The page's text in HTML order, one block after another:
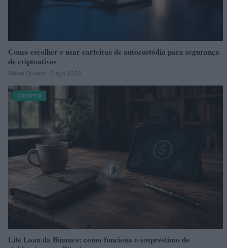
Como escolher e usar carteiras de autocustódia para segurança
de criptoativos
Rafael Oliveira · 6 ago 2026
CRYPTO
Lite Loan da Binance: como funciona o empréstimo de